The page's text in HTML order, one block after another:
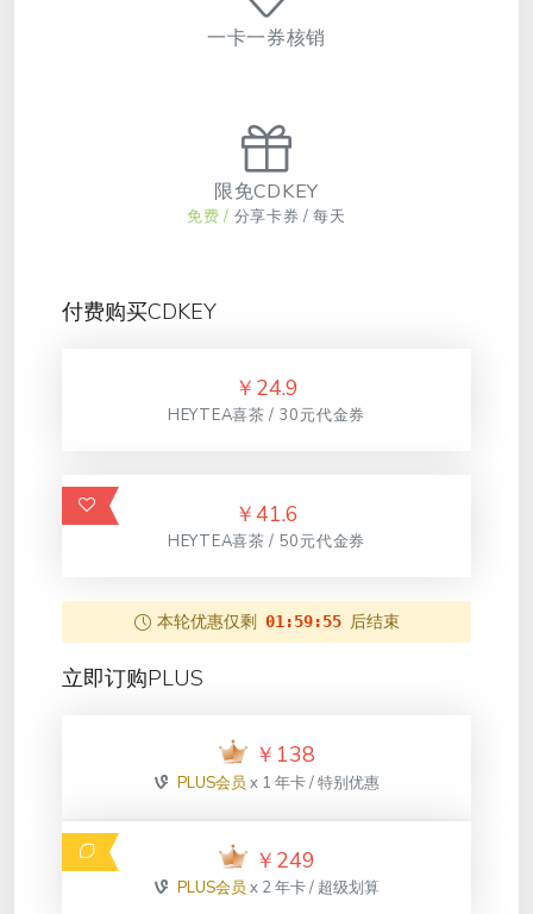
一卡一券核销
限免CDKEY
免费 / 分享卡券 / 每天
付费购买CDKEY
￥ 24.9
HEYTEA喜茶 / 30元代金券
￥41.6
HEYTEA喜茶 / 50元代金券
本轮优惠仅剩 01:59:55 后结束
立即订购PLUS
￥ 138
PLUS会员x 1 年卡 / 特别优惠
￥ 249
PLUS会员x 2 年卡 / 超级划算